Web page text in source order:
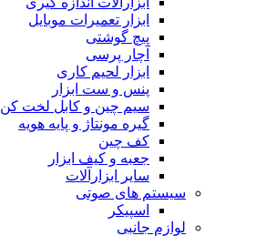
ابزار تعمیرات موبایل
پیچ گوشتی
آچار پرسی
ابزار لحیم کاری
پنس و ست ابزار
سیم چین و کابل لخت کن
گیره مونتاژ و پایه هویه
کف چین
جعبه و کیف ابزار
سایر ابزارآلات
سیستم های صوتی
اسپیکر
لوازم جانبی